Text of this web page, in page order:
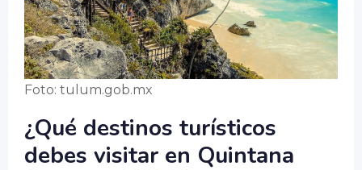
Foto: tulum.gob.mx
¿Qué destinos turísticos
debes visitar en Quintana